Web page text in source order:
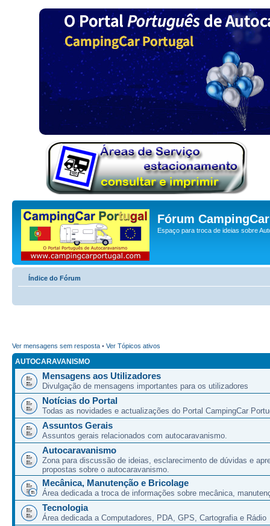
Fórum
Espaço para troca de ideias sobre
Índice do Fórum
Ver mensagens sem resposta • Ver Tópicos ativos
AUTOCARAVANISMO
Mensagens aos Utilizadores
Divulgação de mensagens importantes para os utilizadores
Notícias do Portal
Todas as novidades e actualizações do Portal CampingCar
Assuntos Gerais
Assuntos gerais relacionados com autocaravanismo.
Autocaravanismo
Zona para discussão de ideias, esclarecimento de dúvidas e
propostas sobre o autocaravanismo.
Mecânica, Manutenção e Bricolage
Área dedicada a troca de informações sobre mecânica,
Tecnologia
Área dedicada a Computadores, PDA, GPS, Cartografia e Rádio